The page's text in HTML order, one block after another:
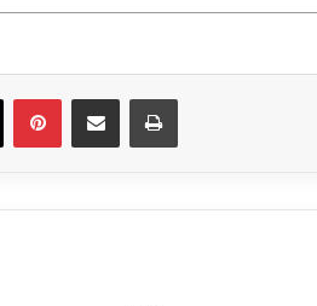
PinterestShare via Email Print